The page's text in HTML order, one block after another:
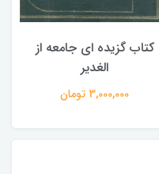
کتاب گزیده ای جامعه از
الغدیر
3,000,000 تومان